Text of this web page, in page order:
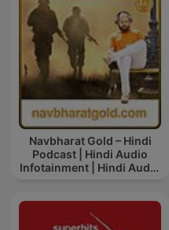
Navbharat Gold – Hindi
Podcast | Hindi Audio
Infotainment | Hindi Audio